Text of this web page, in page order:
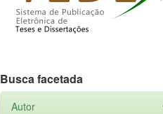
Busca facetada
Autor